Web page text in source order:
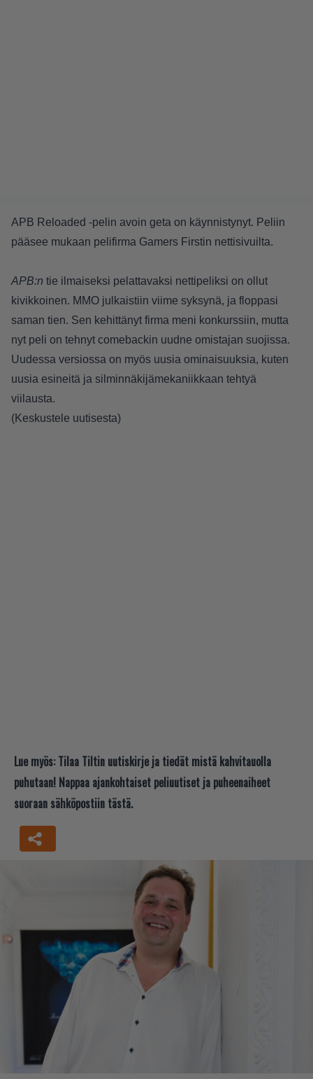
APB Reloaded -pelin avoin geta on käynnistynyt. Peliin
pääsee mukaan pelifirma Gamers Firstin nettisivuilta.
APB:n tie ilmaiseksi pelattavaksi nettipeliksi on ollut
kivikkoinen. MMO julkaistiin viime syksynä, ja floppasi
saman tien. Sen kehittänyt firma meni konkurssiin, mutta
nyt peli on tehnyt comebackin uudne omistajan suojissa.
Uudessa versiossa on myös uusia ominaisuuksia, kuten
uusia esineitä ja silminnäkijämekaniikkaan tehtyä
viilausta.
(Keskustele uutisesta)
Lue myös: Tilaa Tiltin uutiskirje ja tiedät mistä kahvitauolla
puhutaan! Nappaa ajankohtaiset peliuutiset ja puheenaiheet
suoraan sähköpostiin tästä.